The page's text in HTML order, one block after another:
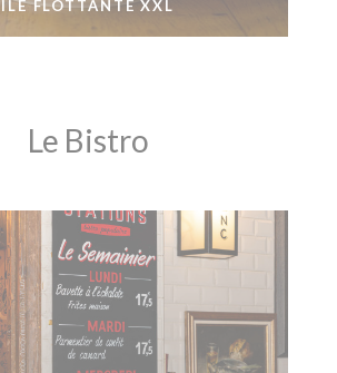
ÎLE FLOTTANTE XXL
Le Bistro